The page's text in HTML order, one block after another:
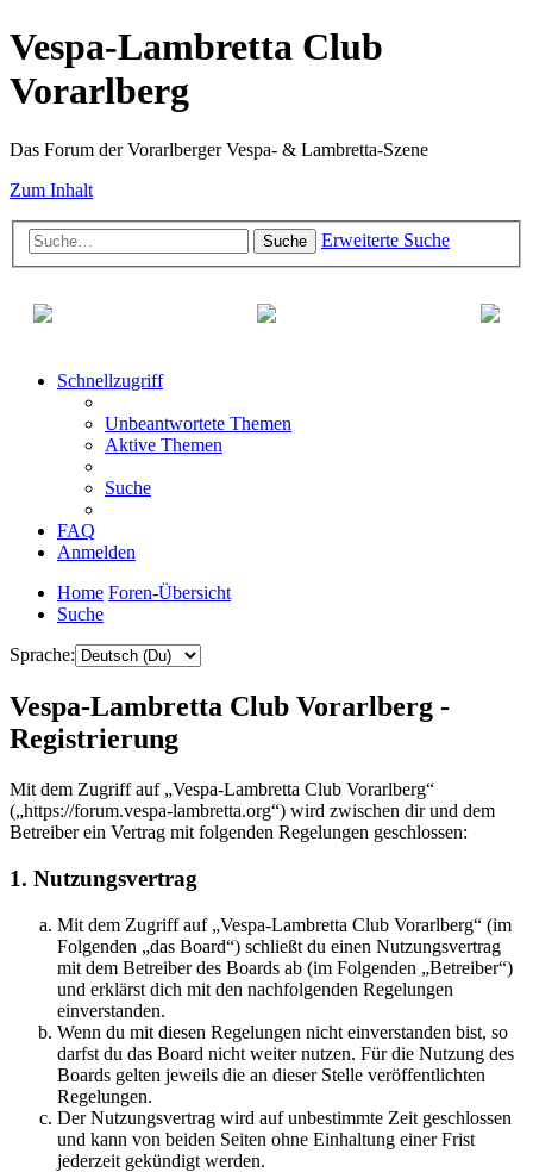
Vespa-Lambretta Club
Vorarlberg
Das Forum der Vorarlberger Vespa- & Lambretta-Szene
Zum Inhalt
Suche Erweiterte Suche
Schnellzugriff
Unbeantwortete Themen
Aktive Themen
Suche
FAQ
Anmelden
Home Foren-Übersicht
Suche
Sprache:
Vespa-Lambretta Club Vorarlberg -
Registrierung
Mit dem Zugriff auf „Vespa-Lambretta Club Vorarlberg“
(„https://forum.vespa-lambretta.org“) wird zwischen dir und dem
Betreiber ein Vertrag mit folgenden Regelungen geschlossen:
1. Nutzungsvertrag
Mit dem Zugriff auf „Vespa-Lambretta Club Vorarlberg“ (im
Folgenden „das Board“) schließt du einen Nutzungsvertrag
mit dem Betreiber des Boards ab (im Folgenden „Betreiber“)
und erklärst dich mit den nachfolgenden Regelungen
einverstanden.
Wenn du mit diesen Regelungen nicht einverstanden bist, so
darfst du das Board nicht weiter nutzen. Für die Nutzung des
Boards gelten jeweils die an dieser Stelle veröffentlichten
Regelungen.
Der Nutzungsvertrag wird auf unbestimmte Zeit geschlossen
und kann von beiden Seiten ohne Einhaltung einer Frist
jederzeit gekündigt werden.